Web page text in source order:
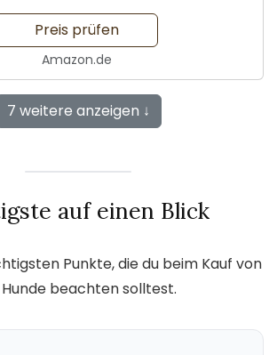
Zutaten
Preis prüfen
Amazon.de
7 weitere anzeigen ↓
auf einen Blick
Punkte, die du beim Kauf von
beachten solltest.